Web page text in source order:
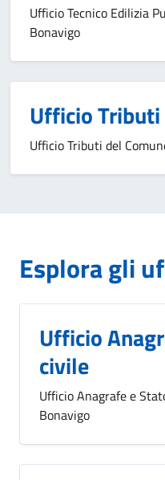
Ufficio Tecnico Edilizia
Bonavigo
Ufficio Tributi
Ufficio Tributi del
Esplora gli
Ufficio
civile
Ufficio Anagrafe e
Bonavigo